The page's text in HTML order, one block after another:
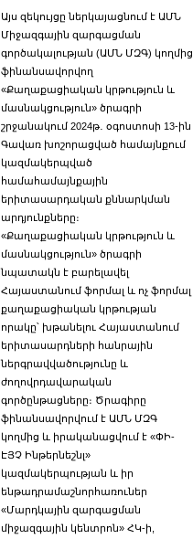
Այս զեկույցը ներկայացնում է ԱՄՆ
Միջազգային զարգացման
գործակալության (ԱՄՆ ՄԶԳ) կողմից
ֆինանսավորվող
«Քաղաքացիական կրթություն և
մասնակցություն» ծրագրի
շրջանակում 2024թ․ օգոստոսի 13-ին
Գավառ խոշորացված համայնքում
կազմակերպված
համահամայնքային
երիտասարդական քննարկման
արդյունքները։
«Քաղաքացիական կրթություն և
մասնակցություն» ծրագրի
նպատակն է բարելավել
Հայաստանում ֆորմալ և ոչ ֆորմալ
քաղաքացիական կրթության
որակը՝ խթանելու Հայաստանում
երիտասարդների հանրային
ներգրավվածությունը և
ժողովրդավարական
գործընթացները։ Ծրագիրը
ֆինանսավորվում է ԱՄՆ ՄԶԳ
կողմից և իրականացվում է «ՓԻ-
ԷՅՉ Ինթերնեշնլ»
կազմակերպության և իր
ենթադրամաշնորհառուներ
«Մարդկային զարգացման
միջազգային կենտրոն» ՀԿ-ի,